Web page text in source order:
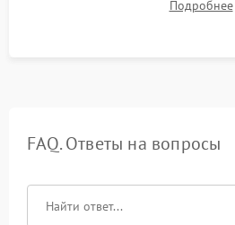
Тестирование автоматического
Подробнее
FAQ. Ответы на вопросы